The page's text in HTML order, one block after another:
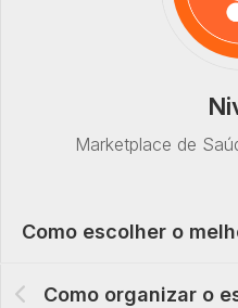
Marketplace de